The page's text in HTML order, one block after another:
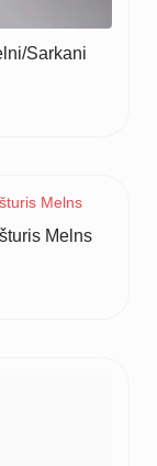
Sarkani
Melns